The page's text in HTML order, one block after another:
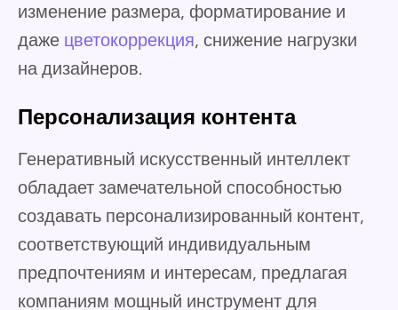
изменение размера, форматирование и
даже цветокоррекция, снижение нагрузки
на дизайнеров.
Персонализация контента
Генеративный искусственный интеллект
обладает замечательной способностью
создавать персонализированный контент,
соответствующий индивидуальным
предпочтениям и интересам, предлагая
компаниям мощный инструмент для